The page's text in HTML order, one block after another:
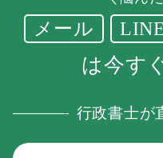
メール
は今す
行政書士が